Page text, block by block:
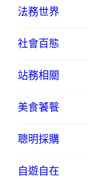
法務世界
社會百態
站務相關
美食饕餮
聰明採購
自遊自在